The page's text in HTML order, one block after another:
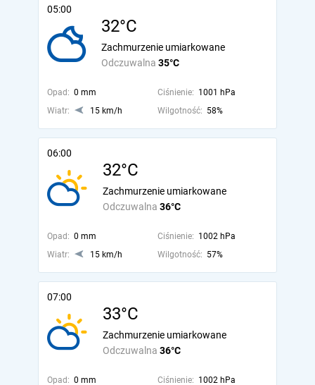
05:00
32°C
Odczuwalna 35°C
Zachmurzenie umiarkowane
Opad: 0 mm Ciśnienie: 1001 hPa
Wiatr:
15 km/h Wilgotność: 58%
06:00
32°C
Odczuwalna 36°C
Zachmurzenie umiarkowane
Opad: 0 mm Ciśnienie: 1002 hPa
Wiatr:
15 km/h Wilgotność: 57%
07:00
33°C
Odczuwalna 36°C
Zachmurzenie umiarkowane
Opad: 0 mm Ciśnienie: 1002 hPa